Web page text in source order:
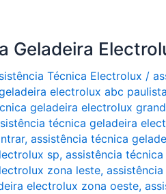
Geladeira
Técnica Electrolux /
electrolux abc paulista
geladeira electrolux
técnica geladeira
, assistência técnica
sp, assistência
zona leste,
electrolux zona oeste,